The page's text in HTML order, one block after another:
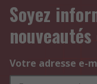
Soyez
Votre adresse e-